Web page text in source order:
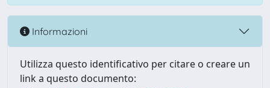
Informazioni
Utilizza questo identificativo per citare o creare un
link a questo documento: